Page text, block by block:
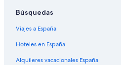
Búsquedas
Viajes a España
Hoteles en España
Alquileres vacacionales España